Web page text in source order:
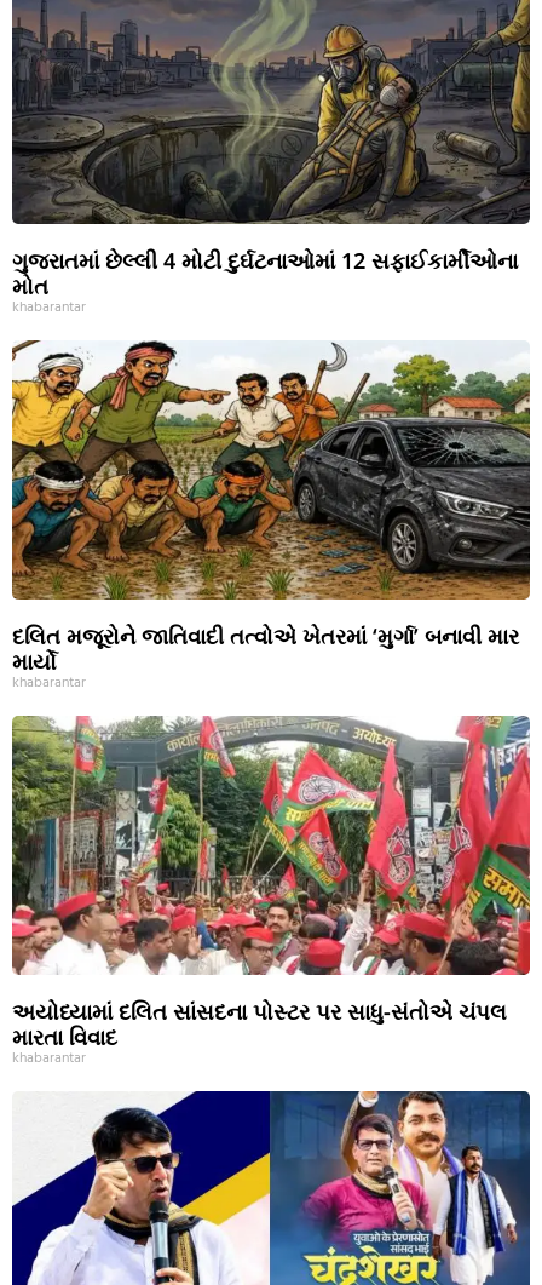
ગુજરાતમાં છેલ્લી 4 મોટી દુર્ઘટનાઓમાં 12 સફાઈકાર્મીઓના
મોત
khabarantar
દલિત મજૂરોને જાતિવાદી તત્વોએ ખેતરમાં ‘મુર્ગા’ બનાવી માર
માર્યો
khabarantar
અયોધ્યામાં દલિત સાંસદના પોસ્ટર પર સાધુ-સંતોએ ચંપલ
મારતા વિવાદ
khabarantar